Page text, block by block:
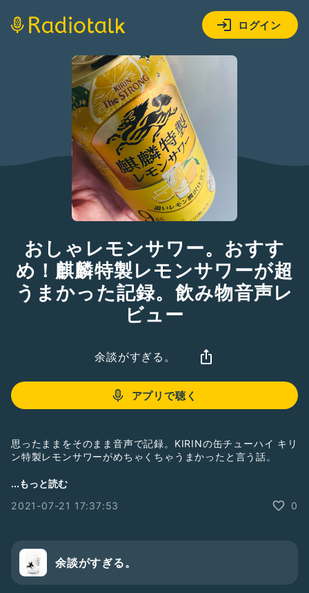
ログイン
おしゃレモンサワー。おすす
め！麒麟特製レモンサワーが超
うまかった記録。飲み物音声レ
ビュー
余談がすぎる。
アプリで聴く
思ったままをそのまま音声で記録。KIRINの缶チューハイ キリ
ン特製レモンサワーがめちゃくちゃうまかったと言う話。
🔗おしゃレモンサワー！びっくりした。うますぎてw「麒麟特
#買ってよかったもの
#飲み物
...もっと読む
2021-07-21 17:37:53
0
余談がすぎる。